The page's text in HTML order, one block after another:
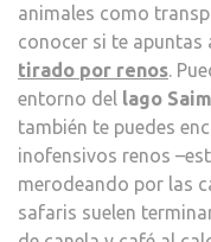
animales como
conocer si te apuntas
tirado por renos.
entorno del lago
también te puedes
inofensivos renos
merodeando por las
safaris suelen